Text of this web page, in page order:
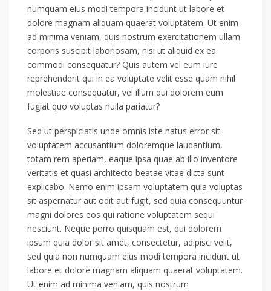
numquam eius modi tempora incidunt ut labore et
dolore magnam aliquam quaerat voluptatem. Ut enim
ad minima veniam, quis nostrum exercitationem ullam
corporis suscipit laboriosam, nisi ut aliquid ex ea
commodi consequatur? Quis autem vel eum iure
reprehenderit qui in ea voluptate velit esse quam nihil
molestiae consequatur, vel illum qui dolorem eum
fugiat quo voluptas nulla pariatur?
Sed ut perspiciatis unde omnis iste natus error sit
voluptatem accusantium doloremque laudantium,
totam rem aperiam, eaque ipsa quae ab illo inventore
veritatis et quasi architecto beatae vitae dicta sunt
explicabo. Nemo enim ipsam voluptatem quia voluptas
sit aspernatur aut odit aut fugit, sed quia consequuntur
magni dolores eos qui ratione voluptatem sequi
nesciunt. Neque porro quisquam est, qui dolorem
ipsum quia dolor sit amet, consectetur, adipisci velit,
sed quia non numquam eius modi tempora incidunt ut
labore et dolore magnam aliquam quaerat voluptatem.
Ut enim ad minima veniam, quis nostrum